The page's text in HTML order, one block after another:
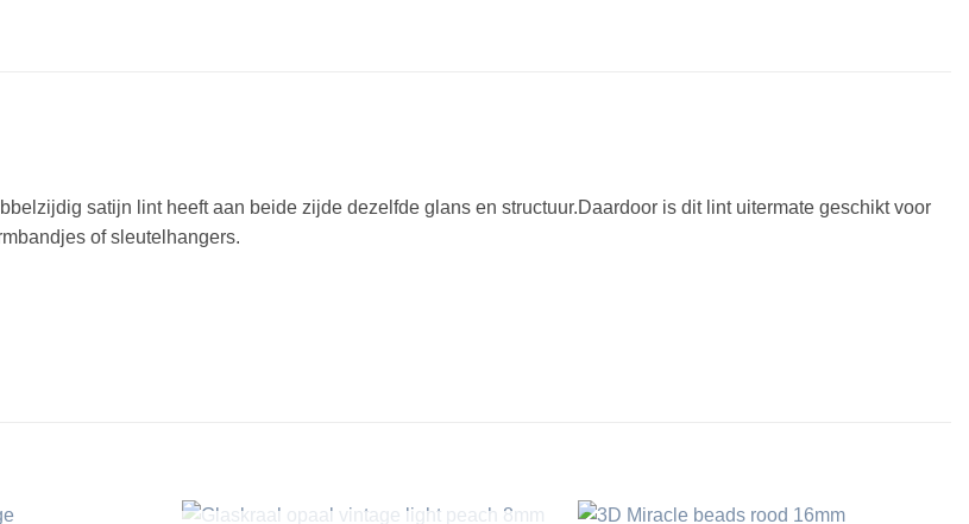
satijn lint heeft aan beide zijde dezelfde glans en structuur.Daardoor is dit lint uitermate geschikt voor
of sleutelhangers.